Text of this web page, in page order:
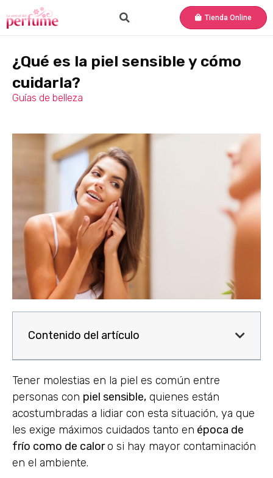
Tienda Online
¿Qué es la piel sensible y cómo
cuidarla?
Guías de belleza
Contenido del artículo
Tener molestias en la piel es común entre
personas con piel sensible, quienes están
acostumbradas a lidiar con esta situación, ya que
les exige máximos cuidados tanto en época de
frío como de caloro si hay mayor contaminación
en el ambiente.